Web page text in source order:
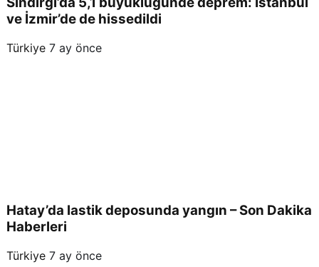
ve İzmir’de de hissedildi
Türkiye 7 ay önce
Hatay’da lastik deposunda yangın – Son Dakika
Haberleri
Türkiye 7 ay önce